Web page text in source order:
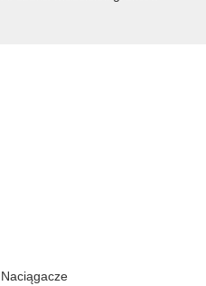
Naciągacze